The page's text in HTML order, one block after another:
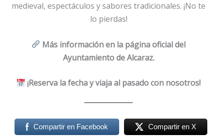
medieval, espectáculos y sabores tradicionales. ¡No te
lo pierdas!
Más información en la página oficial del
Ayuntamiento de Alcaraz.
¡Reserva la fecha y viaja al pasado con nosotros!
Compartir en Facebook Compartir en X